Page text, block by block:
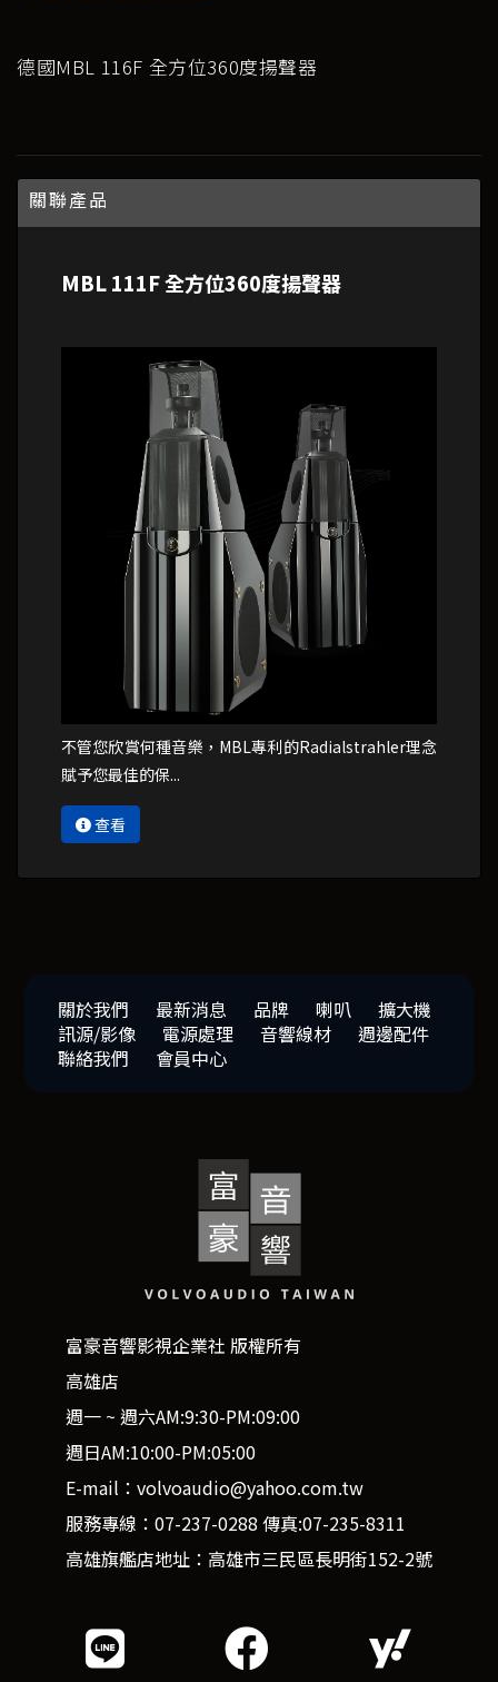
德國MBL 116F 全方位360度揚聲器
關聯產品
不管您欣賞何種音樂，MBL專利的Radialstrahler理念
賦予您最佳的保...
查看
MBL 111F 全方位360度揚聲器
關於我們 最新消息 品牌 喇叭
擴大機
訊源/影像
電源處理 音響線材
週邊配件
聯絡我們
會員中心
富豪音響影視企業社 版權所有
高雄店
週一 ~ 週六AM:9:30-PM:09:00
週日AM:10:00-PM:05:00
E-mail：volvoaudio@yahoo.com.tw
服務專線：07-237-0288 傳真:07-235-8311
高雄旗艦店地址：高雄市三民區長明街152-2號